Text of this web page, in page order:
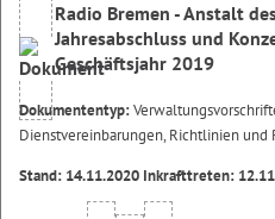
Radio Bremen - Anstalt
Jahresabschluss und
Geschäftsjahr 2019
Dokumententyp:
Dienstvereinbarungen, Richtlinien und
Stand: 14.11.2020 Inkrafttreten: